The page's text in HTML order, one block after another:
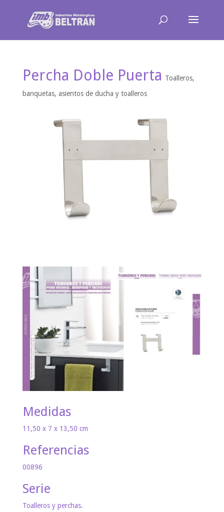
Percha Doble Puerta Toalleros,
banquetas, asientos de ducha y toalleros
Medidas
11,50 x 7 x 13,50 cm
Referencias
00896
Serie
Toalleros y perchas.